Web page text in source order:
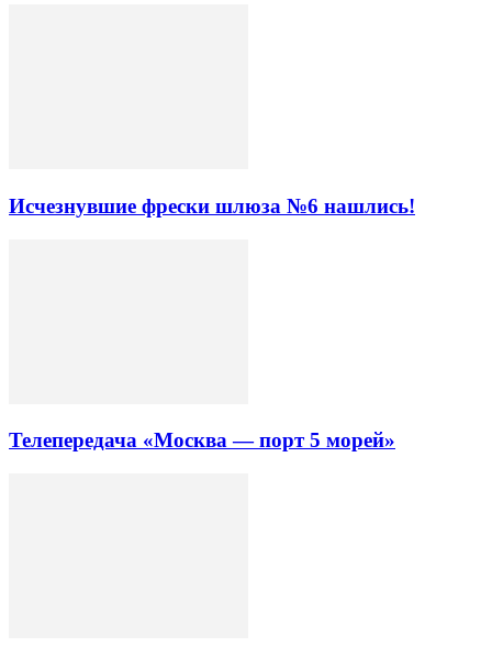
Исчезнувшие фрески шлюза №6 нашлись!
Телепередача «Москва — порт 5 морей»